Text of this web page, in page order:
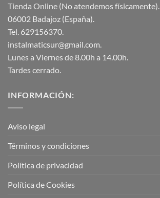
Tienda Online (No atendemos físicamente).
06002 Badajoz (España).
Tel. 629156370.
instalmaticsur@gmail.com.
Lunes a Viernes de 8.00h a 14.00h.
Tardes cerrado.
INFORMACIÓN:
Aviso legal
Términos y condiciones
Política de privacidad
Política de Cookies